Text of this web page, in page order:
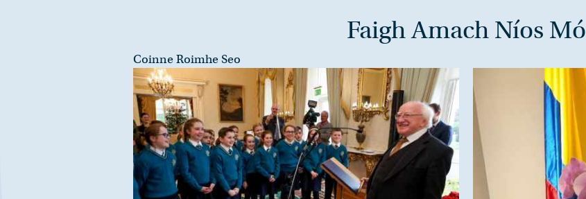
Faigh Amach Níos Mó
Coinne Roimhe Seo